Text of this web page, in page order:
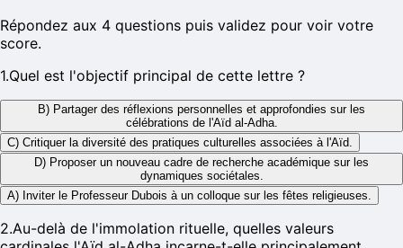
Répondez aux 4 questions puis validez pour voir votre
score.
1.Quel est l'objectif principal de cette lettre ?
B) Partager des réflexions personnelles et approfondies sur les
célébrations de l'Aïd al-Adha.
C) Critiquer la diversité des pratiques culturelles associées à l'Aïd.
D) Proposer un nouveau cadre de recherche académique sur les
dynamiques sociétales.
A) Inviter le Professeur Dubois à un colloque sur les fêtes religieuses.
2.Au-delà de l'immolation rituelle, quelles valeurs